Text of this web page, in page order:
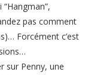
pas comment
Forcément c’est
sur Penny, une